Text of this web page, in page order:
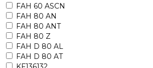
FAH 60 ASCN
FAH 80 AN
FAH 80 ANT
FAH 80 Z
FAH D 80 AL
FAH D 80 AT